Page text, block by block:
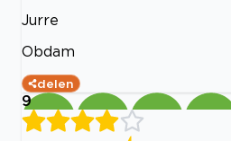
Jurre
Obdam
delen
9